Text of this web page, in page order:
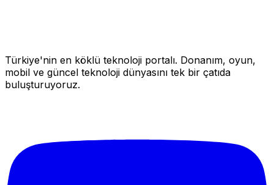
Türkiye'nin en köklü teknoloji portalı. Donanım, oyun,
mobil ve güncel teknoloji dünyasını tek bir çatıda
buluşturuyoruz.